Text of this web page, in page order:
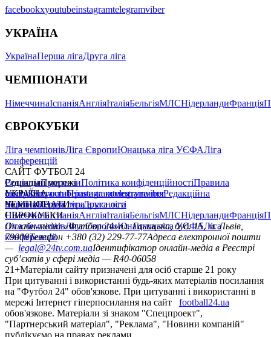
facebookxyoutubeinstagramtelegramviber
УКРАЇНА
УкраїнаПерша лігаДруга ліга
ЧЕМПІОНАТИ
НімеччинаІспаніяАнгліяІталіяБельгіяМЛСНідерландиФранція
ЄВРОКУБКИ
Ліга чемпіонівЛіга ЄвропиЮнацька ліга УЄФАЛіга
конференцій
САЙТ ФУТБОЛ 24
РедакціяПрогнозиПолітика конфіденційностіПравила
сайтуКонтактиПравила коментуванняРедакційна
політикаСтруктура власності
Соціальні мережі
facebookxyoutubeinstagramtelegramviber
УКРАЇНА
УкраїнаПерша лігаДруга ліга
ЧЕМПІОНАТИ
НімеччинаІспаніяАнгліяІталіяБельгіяМЛСНідерландиФранція
ЄВРОКУБКИ
Ліга чемпіонівЛіга ЄвропиЮнацька ліга УЄФАЛіга
конференцій
Онлайн-медіа «Футбол 24»пл. Галицька, буд. 15, м. Львів,
79008Телефон +380 (32) 229-77-77Адреса електронної пошти
— legal@24tv.com.uaІдентифікатор онлайн-медіа в Реєстрі
суб’єктів у сфері медіа — R40-06058
21+Матеріали сайту призначені для осіб старше 21 року
При цитуванні і використанні будь-яких матеріалів посилання
на "Футбол 24" обов'язкове. При цитуванні і використанні в
мережі Інтернет гіперпосилання на сайт
football24.ua
обов'язкове. Матеріали зі знаком "Спецпроект",
"Партнерський матеріал", "Реклама", "Новини компаній"